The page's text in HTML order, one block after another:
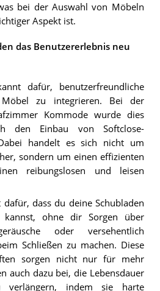
bei der Auswahl von Möbeln
Aspekt ist.
das Benutzererlebnis neu
dafür, benutzerfreundliche
zu integrieren. Bei der
Kommode wurde dies
den Einbau von Softclose-
handelt es sich nicht um
sondern um einen effizienten
reibungslosen und leisen
dafür, dass du deine Schubladen
ohne dir Sorgen über
oder versehentlich
Schließen zu machen. Diese
sorgen nicht nur für mehr
auch dazu bei, die Lebensdauer
verlängern, indem sie harte